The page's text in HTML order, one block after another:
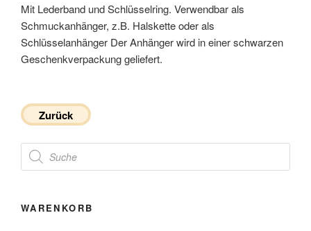
Mit Lederband und Schlüsselring. Verwendbar als
Schmuckanhänger, z.B. Halskette oder als
Schlüsselanhänger Der Anhänger wird in einer schwarzen
Geschenkverpackung geliefert.
Zurück
Products
search
WARENKORB